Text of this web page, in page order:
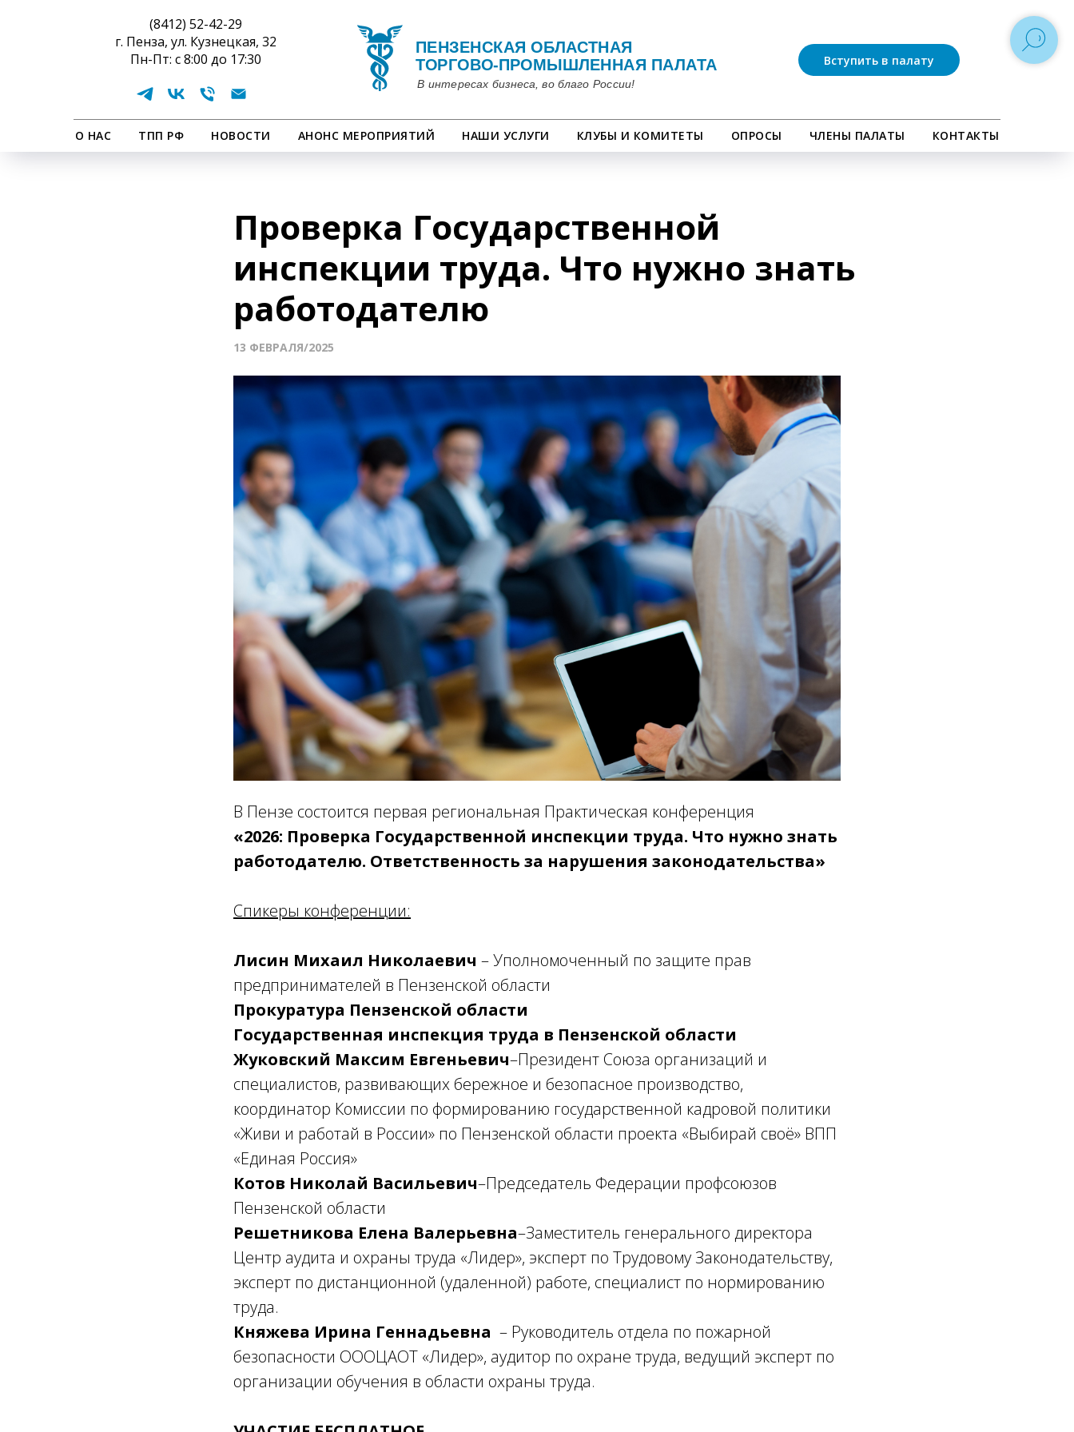
(8412) 52-42-29
г. Пенза, ул. Кузнецкая, 32
Пн-Пт: с 8:00 до 17:30
Вступить в палату
О НАС ТПП РФ НОВОСТИ АНОНС МЕРОПРИЯТИЙ НАШИ УСЛУГИ КЛУБЫ И КОМИТЕТЫ ОПРОСЫ ЧЛЕНЫ ПАЛАТЫ КОНТАКТЫ
Проверка Государственной
инспекции труда. Что нужно знать
работодателю
13 ФЕВРАЛЯ/2025
В Пензе состоится первая региональная Практическая конференция
«2026: Проверка Государственной инспекции труда. Что нужно знать
работодателю. Ответственность за нарушения законодательства»
Спикеры конференции:
Лисин Михаил Николаевич – Уполномоченный по защите прав
предпринимателей в Пензенской области
Прокуратура Пензенской области
Государственная инспекция труда в Пензенской области
Жуковский Максим Евгеньевич–Президент Союза организаций и
специалистов, развивающих бережное и безопасное производство,
координатор Комиссии по формированию государственной кадровой политики
«Живи и работай в России» по Пензенской области проекта «Выбирай своё» ВПП
«Единая Россия»
Котов Николай Васильевич–Председатель Федерации профсоюзов
Пензенской области
Решетникова Елена Валерьевна–Заместитель генерального директора
Центр аудита и охраны труда «Лидер», эксперт по Трудовому Законодательству,
эксперт по дистанционной (удаленной) работе, специалист по нормированию
труда.
Княжева Ирина Геннадьевна – Руководитель отдела по пожарной
безопасности ОООЦАОТ «Лидер», аудитор по охране труда, ведущий эксперт по
организации обучения в области охраны труда.